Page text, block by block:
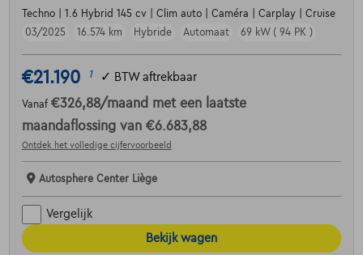
Techno | 1.6 Hybrid 145 cv | Clim auto | Caméra | Carplay | Cruise
03/2025
16.574 km Hybride Automaat 69 kW ( 94 PK )
€21.190 1 ✓ BTW aftrekbaar
Vanaf €326,88/maand met een laatste
maandaflossing van €6.683,88
Ontdek het volledige cijfervoorbeeld
Autosphere Center Liège
Vergelijk
Bekijk wagen